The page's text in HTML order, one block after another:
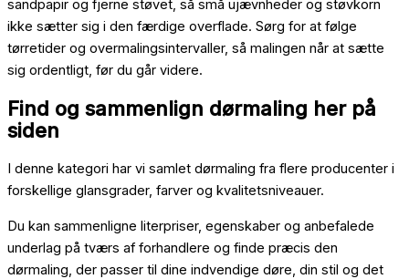
sandpapir og fjerne støvet, så små ujævnheder og støvkorn
ikke sætter sig i den færdige overflade. Sørg for at følge
tørretider og overmalingsintervaller, så malingen når at sætte
sig ordentligt, før du går videre.
Find og sammenlign dørmaling her på
siden
I denne kategori har vi samlet dørmaling fra flere producenter i
forskellige glansgrader, farver og kvalitetsniveauer.
Du kan sammenligne literpriser, egenskaber og anbefalede
underlag på tværs af forhandlere og finde præcis den
dørmaling, der passer til dine indvendige døre, din stil og det